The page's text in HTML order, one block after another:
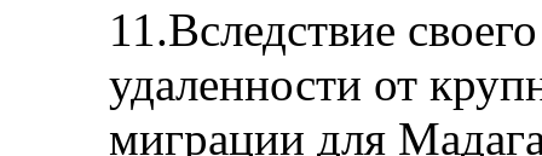
11.Вследствие
удаленности от
миграции для